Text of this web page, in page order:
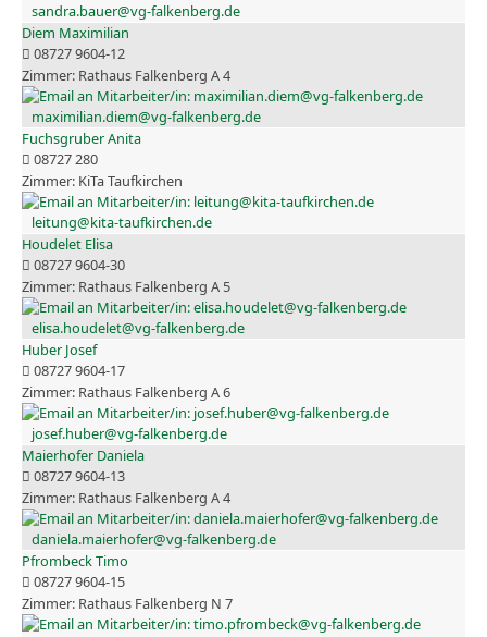
sandra.bauer@vg-falkenberg.de
Diem Maximilian
08727 9604-12
Rathaus Falkenberg A 4
maximilian.diem@vg-falkenberg.de
Fuchsgruber Anita
08727 280
KiTa Taufkirchen
leitung@kita-taufkirchen.de
Houdelet Elisa
08727 9604-30
Rathaus Falkenberg A 5
elisa.houdelet@vg-falkenberg.de
Huber Josef
08727 9604-17
Rathaus Falkenberg A 6
josef.huber@vg-falkenberg.de
Maierhofer Daniela
08727 9604-13
Rathaus Falkenberg A 4
daniela.maierhofer@vg-falkenberg.de
Pfrombeck Timo
08727 9604-15
Rathaus Falkenberg N 7